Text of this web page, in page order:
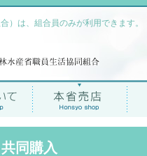
）は、組合員のみが利用できます。
共同購入